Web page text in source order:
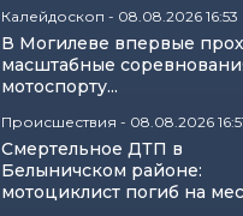
Калейдоскоп - 08.08.2026 16:53
В Могилеве впервые
масштабные
мотоспорту...
Происшествия - 08.08.2026
Смертельное ДТП в
Белыничском районе:
мотоциклист погиб на